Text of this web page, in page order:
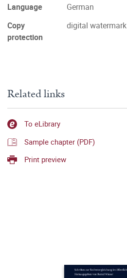
Language
German
Copy
protection
digital watermark
Related links
To eLibrary
Sample chapter (PDF)
Print preview